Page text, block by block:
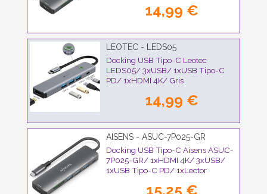
14,99 €
LEOTEC - LEDS05
Docking USB Tipo-C Leotec
LEDS05/ 3xUSB/ 1xUSB Tipo-C
PD/ 1xHDMI 4K/ Gris
14,99 €
AISENS - ASUC-7P025-GR
Docking USB Tipo-C Aisens ASUC-
7P025-GR/ 1xHDMI 4K/ 3xUSB/
1xUSB Tipo-C PD/ 1xLector
15,25 €